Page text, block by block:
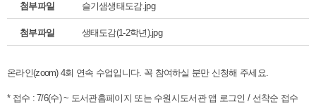
첨부파일 슬기샘생태도감.jpg
첨부파일 생태도감(1-2학년).jpg
온라인(zoom) 4회 연속 수업입니다. 꼭 참여하실 분만 신청해 주세요.
* 접수 : 7/6(수) ~ 도서관홈페이지 또는 수원시도서관 앱 로그인 / 선착순 접수